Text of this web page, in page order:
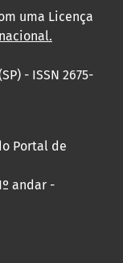
uma Licença
.
- ISSN 2675-
Portal de
andar -